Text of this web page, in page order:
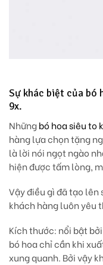
Sự khác biệt của bó
9x.
Nhữngbó hoa siêu to
hàng lựa chọn tặng
là lời nói ngọt ngào
hiện được tấm lòng,
Vậy điều gì đã tạo lên
khách hàng luôn yêu
Kích thước: nổi bật
bó hoa chỉ cần khi
xung quanh. Bởi vậy